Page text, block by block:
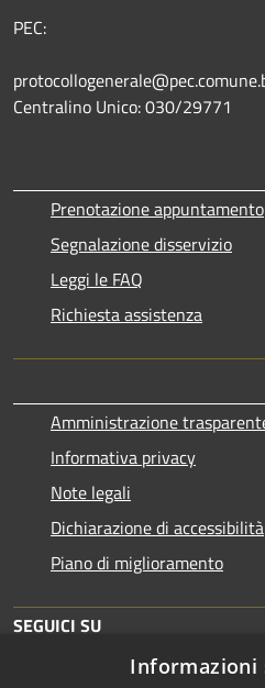
PEC:
Centralino Unico: 030/29771
Prenotazione appuntamento
Segnalazione disservizio
Leggi le FAQ
Richiesta assistenza
Amministrazione
Informativa privacy
Note legali
Dichiarazione di accessibilità
Piano di miglioramento
SEGUICI SU
Informazioni